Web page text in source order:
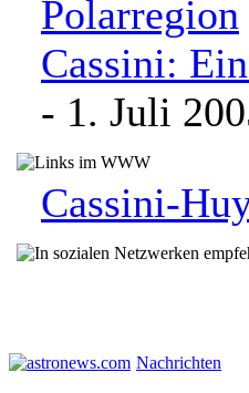
Polarregion
Cassini:
- 1. Juli
Cassini-
Nachrichten